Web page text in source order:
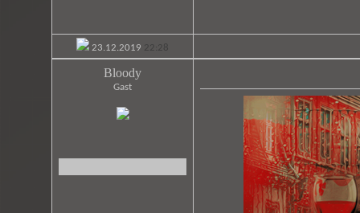
23.12.2019 22:28
Bloody
Gast